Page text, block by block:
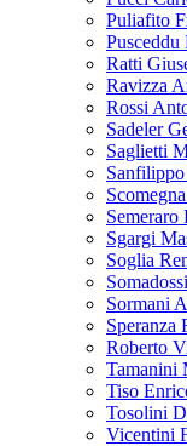
Puliafito
Pusceddu
Ratti
Ravizza
Rossi
Sadeler
Saglietti
Semeraro
Sgargi
Soglia
Sormani
Speranza
Roberto
Tamanini
Tiso
Tosolini
Vicentini